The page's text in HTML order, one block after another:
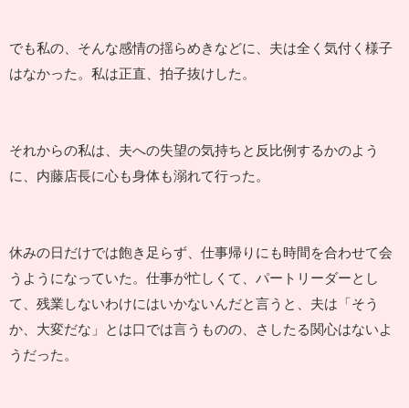
でも私の、そんな感情の揺らめきなどに、夫は全く気付く様子
はなかった。私は正直、拍子抜けした。
それからの私は、夫への失望の気持ちと反比例するかのよう
に、内藤店長に心も身体も溺れて行った。
休みの日だけでは飽き足らず、仕事帰りにも時間を合わせて会
うようになっていた。仕事が忙しくて、パートリーダーとし
て、残業しないわけにはいかないんだと言うと、夫は「そう
か、大変だな」とは口では言うものの、さしたる関心はないよ
うだった。